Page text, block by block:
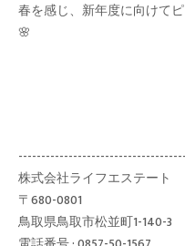
春を感じ、新年度に向けて
🌸
株式会社ライフエステート
〒680-0801
鳥取県鳥取市松並町1-140-3